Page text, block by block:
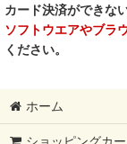
カード決済ができな
ソフトウエアやブラ
ください。
ホーム
ショッピングカー